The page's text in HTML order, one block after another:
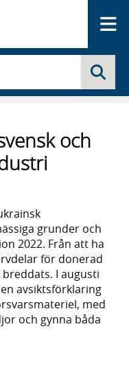
och
grunder och
2022. Från att ha
för donerad
I augusti
avsiktsförklaring
med
och gynna båda